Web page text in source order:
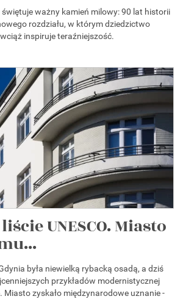
ważny kamień milowy: 90 lat historii
rozdziału, w którym dziedzictwo
inspiruje teraźniejszość.
UNESCO. Miasto
była niewielką rybacką osadą, a dziś
przykładów modernistycznej
Miasto zyskało międzynarodowe uznanie -